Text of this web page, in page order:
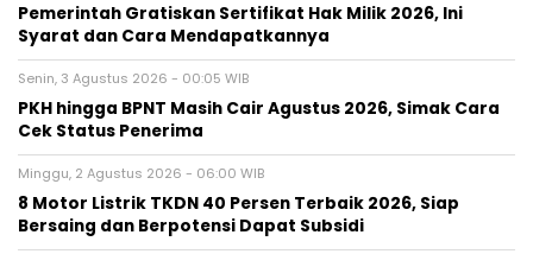
Pemerintah Gratiskan Sertifikat Hak Milik 2026, Ini
Syarat dan Cara Mendapatkannya
Senin, 3 Agustus 2026 - 00:05 WIB
PKH hingga BPNT Masih Cair Agustus 2026, Simak Cara
Cek Status Penerima
Minggu, 2 Agustus 2026 - 06:00 WIB
8 Motor Listrik TKDN 40 Persen Terbaik 2026, Siap
Bersaing dan Berpotensi Dapat Subsidi